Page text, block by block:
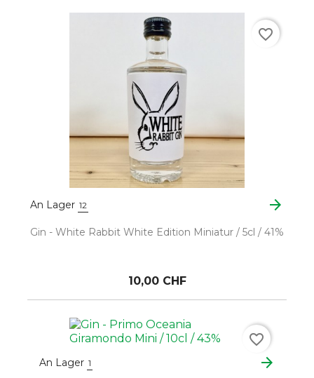
An Lager 12 arrow_forward
Gin - White Rabbit White Edition Miniatur / 5cl / 41%
10,00 CHF
favorite_border
An Lager 1 arrow_forward
favorite_border